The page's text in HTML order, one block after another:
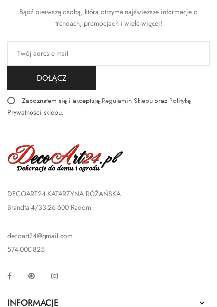
Bądź pierwszą osobą, która otrzyma najświeższe informacje o
trendach, promocjach i wiele więcej!
DOŁĄCZ
Zapoznałem się i akceptuję Regulamin Sklepu oraz Politykę
Prywatności sklepu.
DECOART24 KATARZYNA RÓŻAŃSKA
Brandta 4/33 26-600 Radom
decoart24@gmail.com
574-000-825
Facebook Pinterest
INFORMACJE 